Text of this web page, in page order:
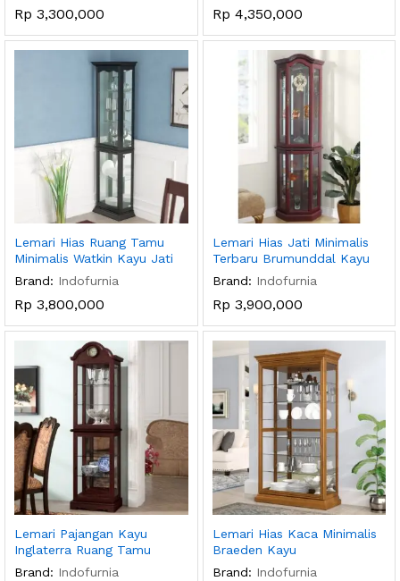
Rp 3,300,000 Rp 4,350,000
Lemari Hias Ruang Tamu
Minimalis Watkin Kayu Jati
Brand: Indofurnia
Rp 3,800,000
Lemari Hias Jati Minimalis
Terbaru Brumunddal Kayu
Brand: Indofurnia
Rp 3,900,000
Lemari Pajangan Kayu
Inglaterra Ruang Tamu
Brand: Indofurnia
Lemari Hias Kaca Minimalis
Braeden Kayu
Brand: Indofurnia